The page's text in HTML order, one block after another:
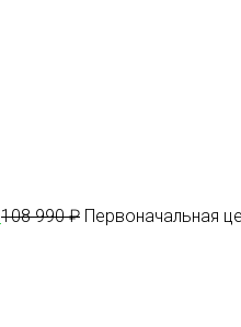
108 990₽ Первоначальная